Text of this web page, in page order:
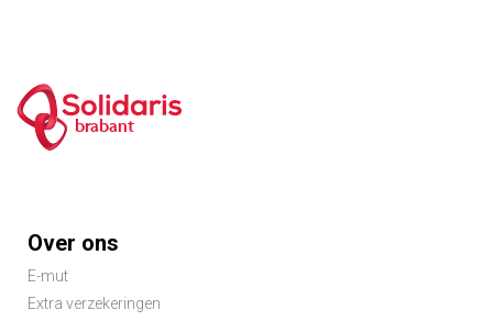
brabant
Footer
menu
Over ons
E-mut
Extra verzekeringen